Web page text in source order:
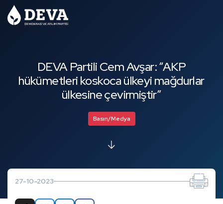
DEVA Partili Cem Avşar: “AKP
hükümetleri koskoca ülkeyi mağdurlar
ülkesine çevirmiştir”
Basın/Medya
27-10-2023